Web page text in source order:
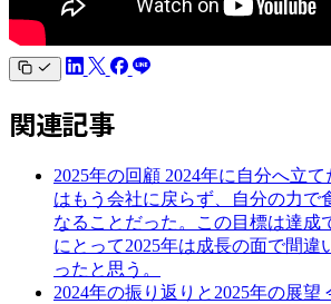
関連記事
2025年の回顧 2024年に自分へ立
はもう会社に戻らず、自分の力で
なることだった。この目標は達成
にとって2025年は成長の面で間違
ったと思う。
2024年の振り返りと2025年の展望